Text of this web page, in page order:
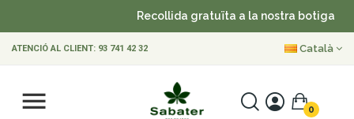
Recollida gratuïta a la nostra botiga
ATENCIÓ AL CLIENT: 93 741 42 32 Català
0